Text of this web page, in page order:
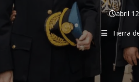
abril
Tierra